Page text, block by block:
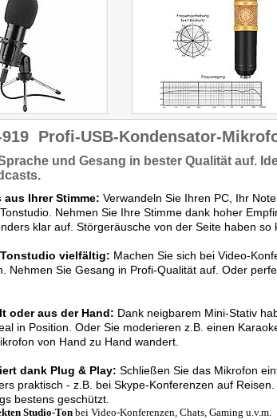
Profi-USB-Kondensator-
und Gesang in bester Qualität auf.
aus Ihrer Stimme: Verwandeln Sie Ihren PC, Ihr
Nehmen Sie Ihre Stimme dank hoher
klar auf. Störgeräusche von der Seite haben so
vielfältig: Machen Sie sich bei Video-
Nehmen Sie Gesang in Profi-Qualität auf. Oder
oder aus der Hand: Dank neigbarem Mini-Stativ
in Position. Oder Sie moderieren z.B. einen
von Hand zu Hand wandert.
dank Plug & Play: Schließen Sie das Mikrofon
praktisch - z.B. bei Skype-Konferenzen auf
bestens geschützt.
Studio-Tonbei Video-Konferenzen, Chats, Gaming u.v.m.